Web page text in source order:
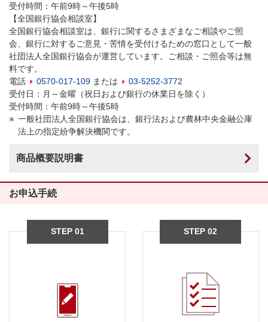
受付時間：午前9時～午後5時
【全国銀行協会相談室】
全国銀行協会相談室は、銀行に関するさまざまなご相談やご照
会、銀行に対するご意見・苦情を受付けるための窓口として一般
社団法人全国銀行協会が運営しています。ご相談・ご照会等は無
料です。
電話
0570-017-109 または
03-5252-3772
受付日：月～金曜（祝日および銀行の休業日を除く）
受付時間：午前9時～午後5時
一般社団法人全国銀行協会は、銀行法および農林中央金融公庫
法上の指定紛争解決機関です。
商品概要説明書
お申込手続
STEP 01 STEP 02